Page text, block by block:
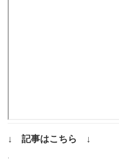
↓ 記事はこちら ↓
.